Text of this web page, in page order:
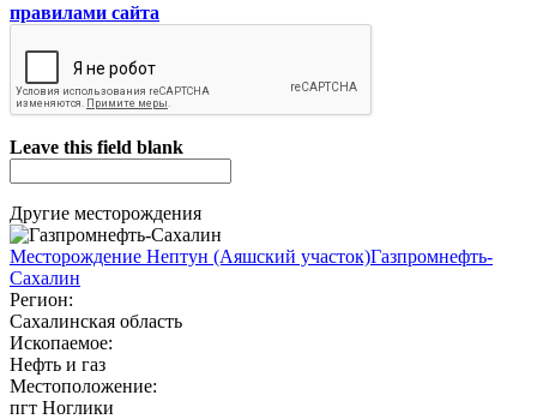
правилами сайта
Leave this field blank
Другие месторождения
Месторождение Нептун (Аяшский участок)Газпромнефть-
Сахалин
Регион:
Сахалинская область
Ископаемое:
Нефть и газ
Местоположение:
пгт Ноглики